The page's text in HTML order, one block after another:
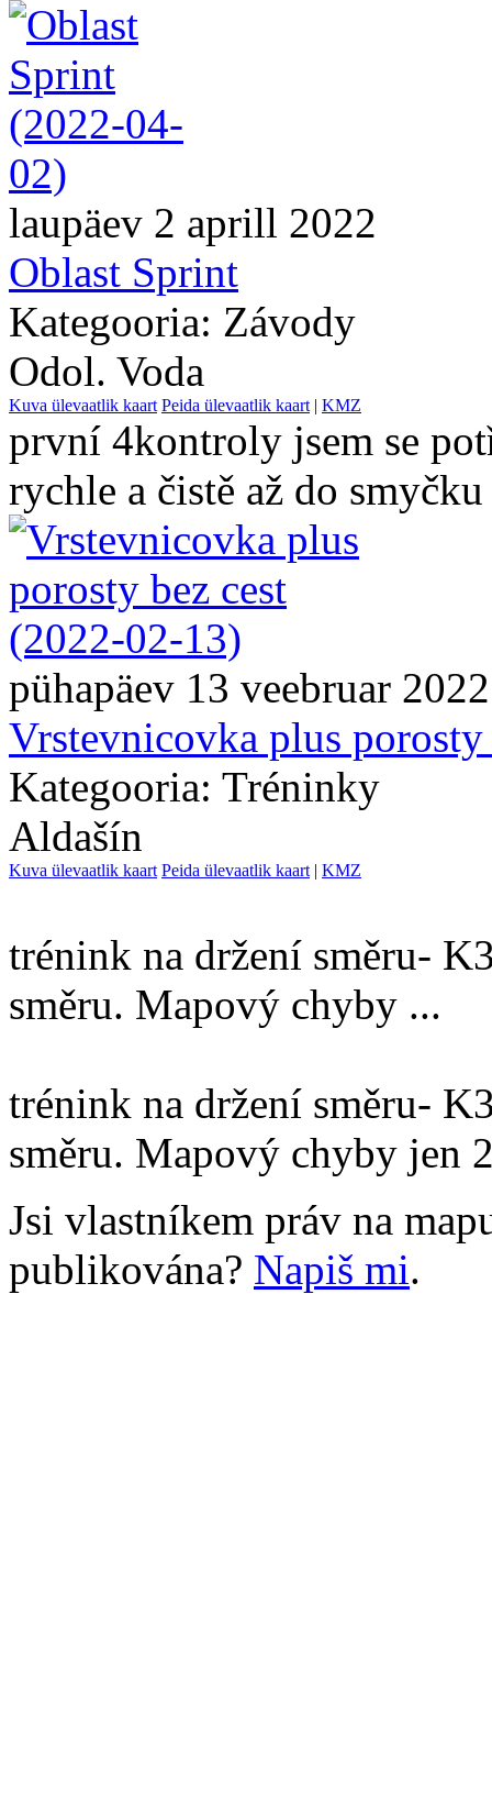
laupäev 2 aprill 2022
Oblast Sprint
Kategooria: Závody
Odol. Voda
Kuva ülevaatlik kaart Peida ülevaatlik kaart | KMZ
první 4kontroly jsem se
rychle a čistě až do
pühapäev 13 veebruar 2022
Vrstevnicovka plus porosty
Kategooria: Tréninky
Aldašín
Kuva ülevaatlik kaart Peida ülevaatlik kaart | KMZ
trénink na držení směru-
směru. Mapový chyby ...
trénink na držení směru-
směru. Mapový chyby jen
Jsi vlastníkem práv na
publikována? Napiš mi.